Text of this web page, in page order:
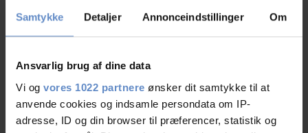
Samtykke Detaljer Annonceindstillinger Om
Ansvarlig brug af dine data
Vi og vores 1022 partnere ønsker dit samtykke til at
anvende cookies og indsamle persondata om IP-
adresse, ID og din browser til præferencer, statistik og
TV in room
Address Vestergade 45, 5700 Svendborg
Telephone +45 6221 6699